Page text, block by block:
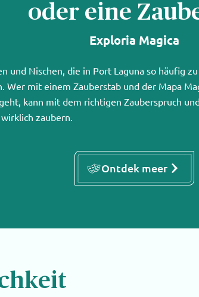
oder eine
Exploria Magica
und Nischen, die in Port Laguna so häufig
Wer mit einem Zauberstab und der Mapa
kann mit dem richtigen Zauberspruch
zaubern.
Ontdek meer